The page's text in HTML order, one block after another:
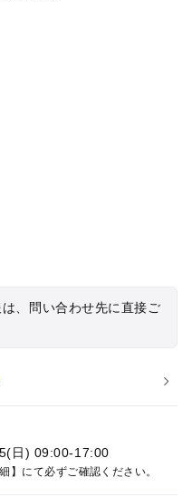
、問い合わせ先に直接ご
日) 09:00-17:00
】にて必ずご確認ください。